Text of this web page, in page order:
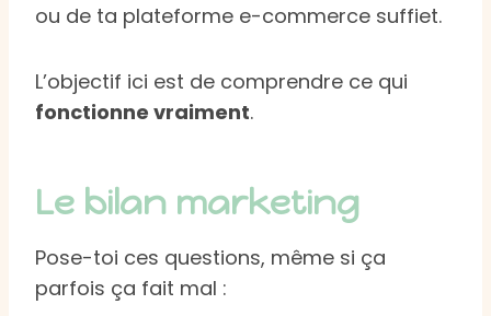
ou de ta plateforme e-commerce suffiet.
L’objectif ici est de comprendre ce qui
fonctionne vraiment.
Le bilan marketing
Pose-toi ces questions, même si ça
parfois ça fait mal :